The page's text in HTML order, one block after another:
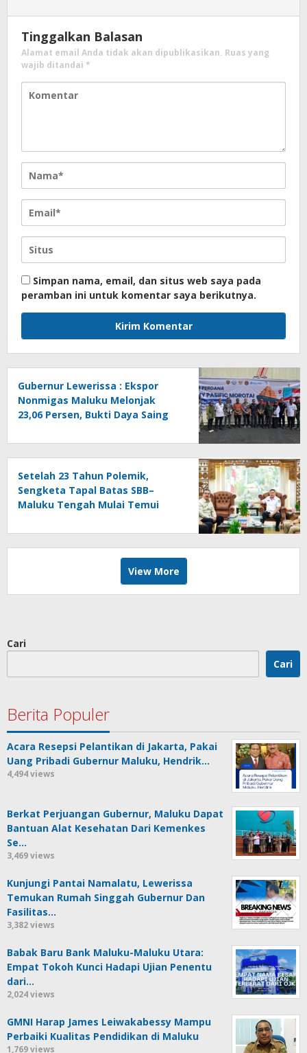
Tinggalkan Balasan
Alamat email Anda tidak akan dipublikasikan. Ruas yang
wajib ditandai *
Simpan nama, email, dan situs web saya pada
peramban ini untuk komentar saya berikutnya.
Gubernur Lewerissa : Ekspor
Nonmigas Maluku Melonjak
23,06 Persen, Bukti Daya Saing
Setelah 23 Tahun Polemik,
Sengketa Tapal Batas SBB–
Maluku Tengah Mulai Temui
View More
Cari
Cari
Berita Populer
Acara Resepsi Pelantikan di Jakarta, Pakai
Uang Pribadi Gubernur Maluku, Hendrik…
4,494 views
Berkat Perjuangan Gubernur, Maluku Dapat
Bantuan Alat Kesehatan Dari Kemenkes
Se…
3,469 views
Kunjungi Pantai Namalatu, Lewerissa
Temukan Rumah Singgah Gubernur Dan
Fasilitas…
3,382 views
Babak Baru Bank Maluku-Maluku Utara:
Empat Tokoh Kunci Hadapi Ujian Penentu
dari…
2,024 views
GMNI Harap James Leiwakabessy Mampu
Perbaiki Kualitas Pendidikan di Maluku
1,769 views